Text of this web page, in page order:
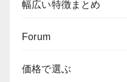
幅広い特徴まとめ
Forum
価格で選ぶ